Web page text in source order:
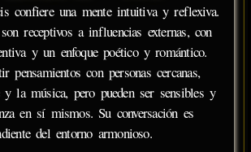
confiere una mente intuitiva y reflexiva.
receptivos a influencias externas, con
y un enfoque poético y romántico.
pensamientos con personas cercanas,
la música, pero pueden ser sensibles y
en sí mismos. Su conversación es
del entorno armonioso.